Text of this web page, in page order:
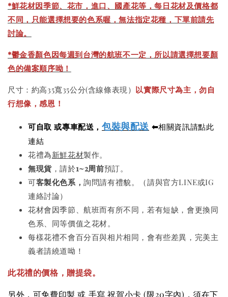
*鮮花材因季節、花市，進口、國產花等，每日花材及價格都
不同，只能選擇想要的色系喔，無法指定花種，下單前請先
討論。
*鬱金香顏色因每週到台灣的航班不一定，所以請選擇想要顏
色的備案順序呦！
尺寸：約高35寬35公分(含線條表現） 以實際尺寸為主，勿自
行想像，感恩！
可自取 或專車配送， 包裝與配送 ⬅相關資訊請點此
連結
花禮為新鮮花材製作。
無現貨，請於1~2周前預訂。
可客製化色系，詢問請有禮貌。（請與官方LINE或IG
連絡討論）
花材會因季節、航班而有所不同，若有短缺，會更換同
色系、同等價值之花材。
每樣花禮不會百分百與相片相同，會有些差異，完美主
義者請繞道呦！
此花禮的價格 ，贈提袋。
另外，可免費印製 或 手寫祝賀小卡(限20字內) ，須在下